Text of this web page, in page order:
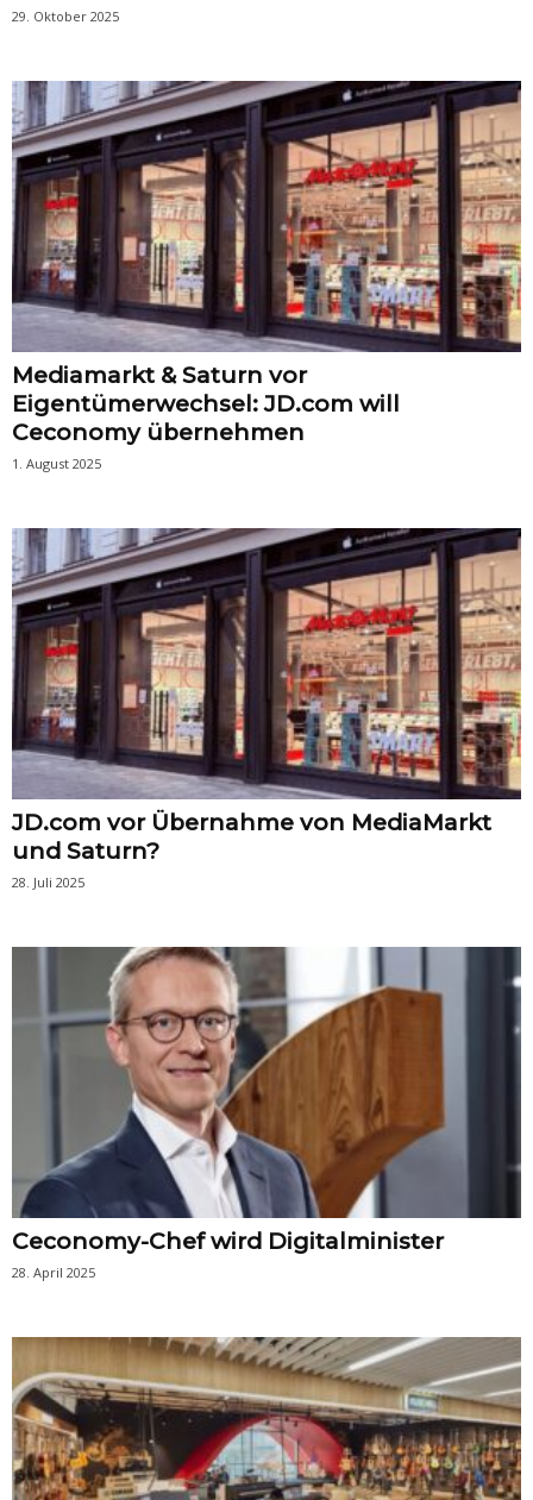
29. Oktober 2025
Mediamarkt & Saturn vor
Eigentümerwechsel: JD.com will
Ceconomy übernehmen
1. August 2025
JD.com vor Übernahme von MediaMarkt
und Saturn?
28. Juli 2025
Ceconomy-Chef wird Digitalminister
28. April 2025